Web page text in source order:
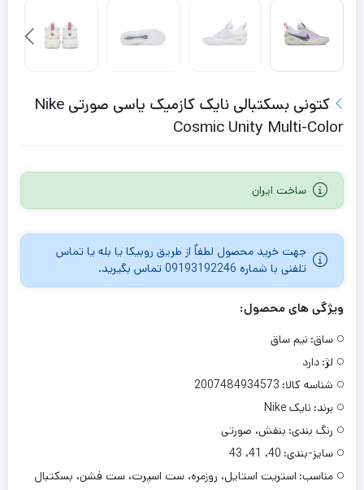
کتونی بسکتبالی نایک کازمیک یاسی صورتی Nike
Cosmic Unity Multi-Color
ساخت ایران
جهت خرید محصول لطفاٌ از طریق روبیکا یا بله یا تماس
تلفنی با شماره 09193192246 تماس بگیرید.
ویژگی های محصول:
ساق: نیم ساق
لژ: دارد
شناسه کالا: 2007484934573
برند: نایک Nike
رنگ بندی: بنفش، صورتی
سایز-بندی: 40، 41، 43
مناسب: استریت استایل، روزمره، ست اسپرت، ست فشن، بسکتبال